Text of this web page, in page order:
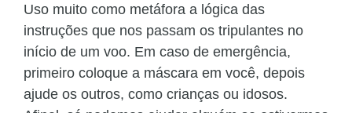
Uso muito como metáfora a lógica das
instruções que nos passam os tripulantes no
início de um voo. Em caso de emergência,
primeiro coloque a máscara em você, depois
ajude os outros, como crianças ou idosos.